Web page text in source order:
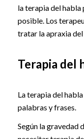
la terapia del habla
posible. Los
tratar la apraxia
Terapia del
La terapia del
palabras y frases.
Según la gravedad